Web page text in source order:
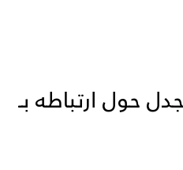
حول ارتباطه بـ